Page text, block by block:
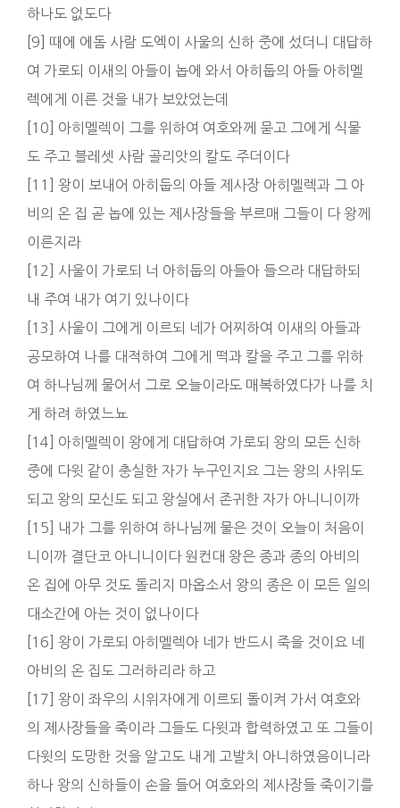
하나도 없도다
[9] 때에 에돔 사람 도엑이 사울의 신하 중에 섰더니 대답하
여 가로되 이새의 아들이 놉에 와서 아히둡의 아들 아히멜
렉에게 이른 것을 내가 보았었는데
[10] 아히멜렉이 그를 위하여 여호와께 묻고 그에게 식물
도 주고 블레셋 사람 골리앗의 칼도 주더이다
[11] 왕이 보내어 아히둡의 아들 제사장 아히멜렉과 그 아
비의 온 집 곧 놉에 있는 제사장들을 부르매 그들이 다 왕께
이른지라
[12] 사울이 가로되 너 아히둡의 아들아 들으라 대답하되
내 주여 내가 여기 있나이다
[13] 사울이 그에게 이르되 네가 어찌하여 이새의 아들과
공모하여 나를 대적하여 그에게 떡과 칼을 주고 그를 위하
여 하나님께 물어서 그로 오늘이라도 매복하였다가 나를 치
게 하려 하였느뇨
[14] 아히멜렉이 왕에게 대답하여 가로되 왕의 모든 신하
중에 다윗 같이 충실한 자가 누구인지요 그는 왕의 사위도
되고 왕의 모신도 되고 왕실에서 존귀한 자가 아니니이까
[15] 내가 그를 위하여 하나님께 물은 것이 오늘이 처음이
니이까 결단코 아니니이다 원컨대 왕은 종과 종의 아비의
온 집에 아무 것도 돌리지 마옵소서 왕의 종은 이 모든 일의
대소간에 아는 것이 없나이다
[16] 왕이 가로되 아히멜렉아 네가 반드시 죽을 것이요 네
아비의 온 집도 그러하리라 하고
[17] 왕이 좌우의 시위자에게 이르되 돌이켜 가서 여호와
의 제사장들을 죽이라 그들도 다윗과 합력하였고 또 그들이
다윗의 도망한 것을 알고도 내게 고발치 아니하였음이니라
하나 왕의 신하들이 손을 들어 여호와의 제사장들 죽이기를